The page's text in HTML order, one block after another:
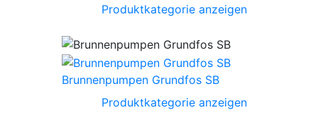
Produktkategorie anzeigen
Brunnenpumpen Grundfos SB
Produktkategorie anzeigen